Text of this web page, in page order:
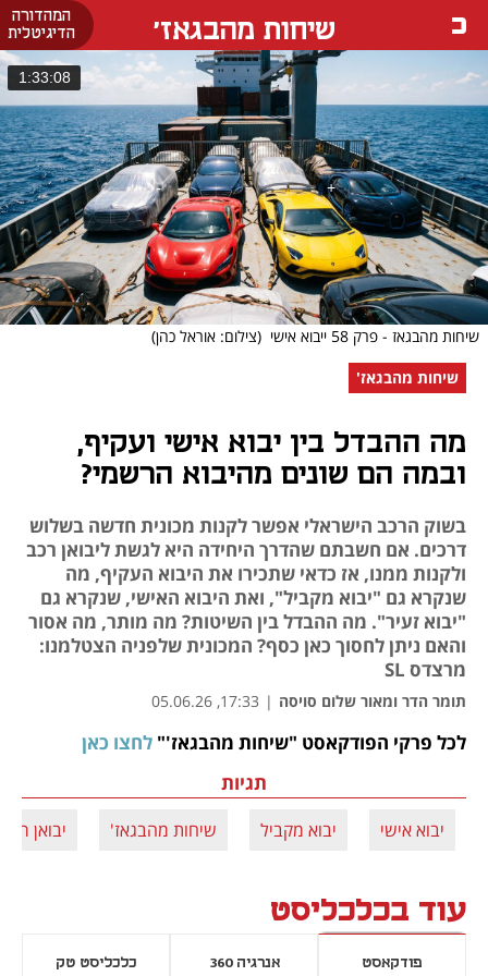
המהדורה
הדיגיטלית
שיחות מהבגאז'
1:33:08
שיחות מהבגאז - פרק 58 ייבוא אישי
(צילום: אוראל כהן)
שיחות מהבגאז'
מה ההבדל בין יבוא אישי ועקיף,
ובמה הם שונים מהיבוא הרשמי?
בשוק הרכב הישראלי אפשר לקנות מכונית חדשה בשלוש
דרכים. אם חשבתם שהדרך היחידה היא לגשת ליבואן רכב
ולקנות ממנו, אז כדאי שתכירו את היבוא העקיף, מה
שנקרא גם "יבוא מקביל", ואת היבוא האישי, שנקרא גם
"יבוא זעיר". מה ההבדל בין השיטות? מה מותר, מה אסור
והאם ניתן לחסוך כאן כסף? המכונית שלפניה הצטלמנו:
מרצדס SL
תומר הדר ומאור שלום סויסה |
17:33, 05.06.26
לכל פרקי הפודקאסט "שיחות מהבגאז'" לחצו כאן
תגיות
יבוא אישי יבוא מקביל שיחות מהבגאז' יבואן רכב
עוד בכלכליסט
פודקאסט אנרגיה 360 כלכליסט טק